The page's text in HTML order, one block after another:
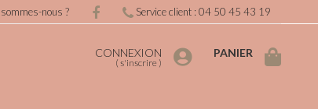
CONNEXION
( s'inscrire )
PANIER
nous ? Service client : 04 50 45 43 19